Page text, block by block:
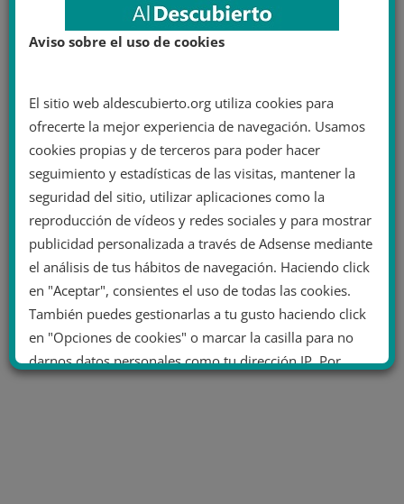
Aviso sobre el uso de cookies
El sitio web aldescubierto.org utiliza cookies para
ofrecerte la mejor experiencia de navegación. Usamos
cookies propias y de terceros para poder hacer
seguimiento y estadísticas de las visitas, mantener la
seguridad del sitio, utilizar aplicaciones como la
reproducción de vídeos y redes sociales y para mostrar
publicidad personalizada a través de Adsense mediante
el análisis de tus hábitos de navegación. Haciendo click
en "Aceptar", consientes el uso de todas las cookies.
También puedes gestionarlas a tu gusto haciendo click
en "Opciones de cookies" o marcar la casilla para no
darnos datos personales como tu dirección IP. Por